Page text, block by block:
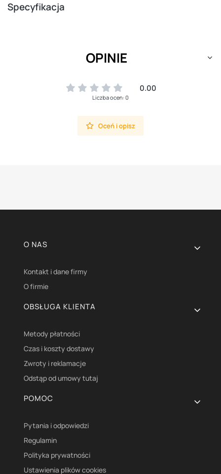
Specyfikacja
OPINIE
0.00
Liczba ocen: 0
Oceń i opisz
Linki w stopce
O NAS
Kontakt i dane firmy
O firmie
OBSŁUGA KLIENTA
Metody płatności
Czas i koszty dostawy
Zwroty i reklamacje
Odstąp od umowy tutaj
POMOC
Pytania i odpowiedzi
Regulamin
Polityka prywatności
Ustawienia plików cookies